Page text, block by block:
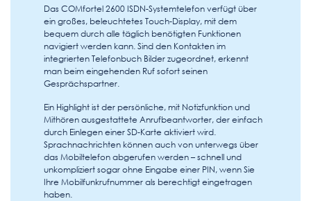
Das COMfortel 2600 ISDN-Systemtelefon verfügt über
ein großes, beleuchtetes Touch-Display, mit dem
bequem durch alle täglich benötigten Funktionen
navigiert werden kann. Sind den Kontakten im
integrierten Telefonbuch Bilder zugeordnet, erkennt
man beim eingehenden Ruf sofort seinen
Gesprächspartner.
Ein Highlight ist der persönliche, mit Notizfunktion und
Mithören ausgestattete Anrufbeantworter, der einfach
durch Einlegen einer SD-Karte aktiviert wird.
Sprachnachrichten können auch von unterwegs über
das Mobiltelefon abgerufen werden – schnell und
unkompliziert sogar ohne Eingabe einer PIN, wenn Sie
Ihre Mobilfunkrufnummer als berechtigt eingetragen
haben.